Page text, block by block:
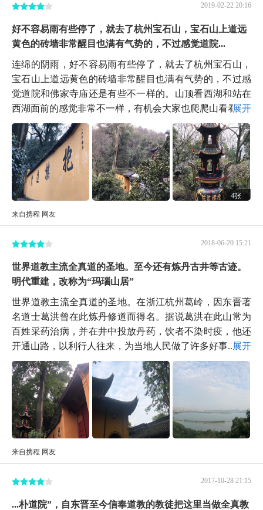
2019-02-22 20:16
好不容易雨有些停了，就去了杭州宝石山，宝石山上道远
黄色的砖墙非常醒目也满有气势的，不过感觉道院...
连绵的阴雨，好不容易雨有些停了，就去了杭州宝石山，
宝石山上道远黄色的砖墙非常醒目也满有气势的，不过感
觉道院和佛家寺庙还是有些不一样的。山顶看西湖和站在
西湖面前的感觉非常不一样，有机会大家也爬爬山看看。
展开
4张
来自携程 网友
2018-06-20 15:21
世界道教主流全真道的圣地。至今还有炼丹古井等古迹。
明代重建，改称为“玛瑙山居”
世界道教主流全真道的圣地。在浙江杭州葛岭，因东晋著
名道士葛洪曾在此炼丹修道而得名。据说葛洪在此山常为
百姓采药治病，并在井中投放丹药，饮者不染时疫，他还
开通山路，以利行人往来，为当地人民做了许多好事...展开
来自携程 网友
2017-10-28 21:15
...朴道院”，自东晋至今信奉道教的教徒把这里当做全真教